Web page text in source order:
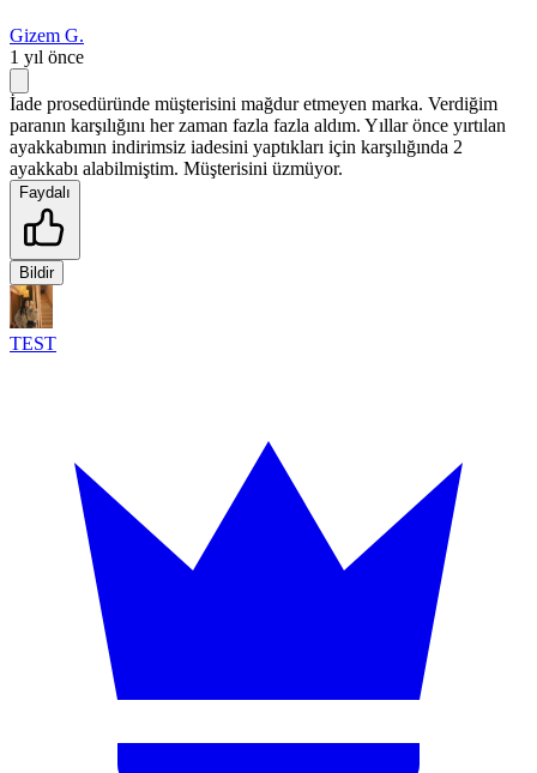
Gizem G.
1 yıl önce
İade prosedüründe müşterisini mağdur etmeyen marka. Verdiğim
paranın karşılığını her zaman fazla fazla aldım. Yıllar önce yırtılan
ayakkabımın indirimsiz iadesini yaptıkları için karşılığında 2
ayakkabı alabilmiştim. Müşterisini üzmüyor.
Faydalı
Bildir
TEST